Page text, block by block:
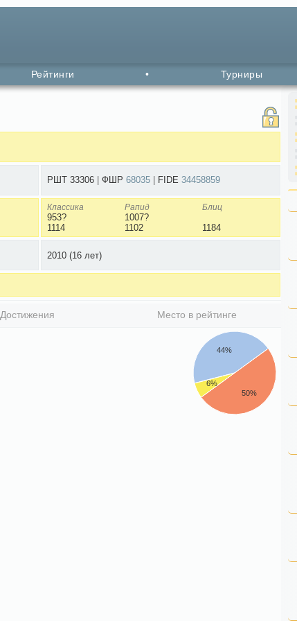
Рейтинги • Турниры
РШТ 33306 |ФШР68035 FIDE34458859
Классика Рапид Блиц
953?
1007?
1114
1102 1184
2010 (16 лет)
Достижения Место в рейтинге
6%
44%
50%